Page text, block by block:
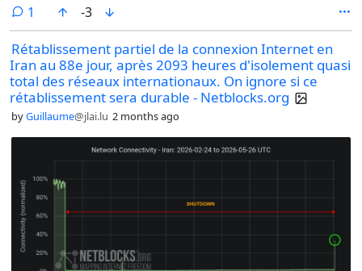
1 comment
-3
Rétablissement partiel de la connexion Internet en
Iran au 88e jour, après 2093 heures d'isolement quasi
total des réseaux internationaux. On ignore si ce
rétablissement sera durable - Netblocks.org
byGuillaume@jlai.lu 2 months ago